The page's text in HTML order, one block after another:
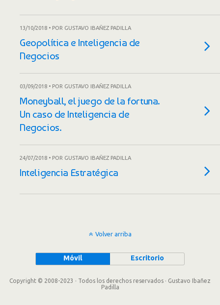
13/10/2018 • POR GUSTAVO IBAÑEZ PADILLA
Geopolítica e Inteligencia de
Negocios
03/09/2018 • POR GUSTAVO IBAÑEZ PADILLA
Moneyball, el juego de la fortuna.
Un caso de Inteligencia de
Negocios.
24/07/2018 • POR GUSTAVO IBAÑEZ PADILLA
Inteligencia Estratégica
Volver arriba
Móvil Escritorio
Copyright © 2008-2023 · Todos los derechos reservados · Gustavo Ibañez
Padilla